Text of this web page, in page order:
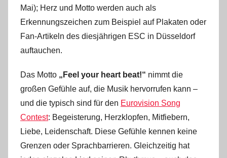
Mai); Herz und Motto werden auch als
Erkennungszeichen zum Beispiel auf Plakaten oder
Fan-Artikeln des diesjährigen ESC in Düsseldorf
auftauchen.
Das Motto „Feel your heart beat!“ nimmt die
großen Gefühle auf, die Musik hervorrufen kann –
und die typisch sind für den Eurovision Song
Contest: Begeisterung, Herzklopfen, Mitfiebern,
Liebe, Leidenschaft. Diese Gefühle kennen keine
Grenzen oder Sprachbarrieren. Gleichzeitig hat